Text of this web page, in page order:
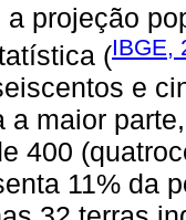
a projeção
(IBGE,
e
a maior
400
11% da